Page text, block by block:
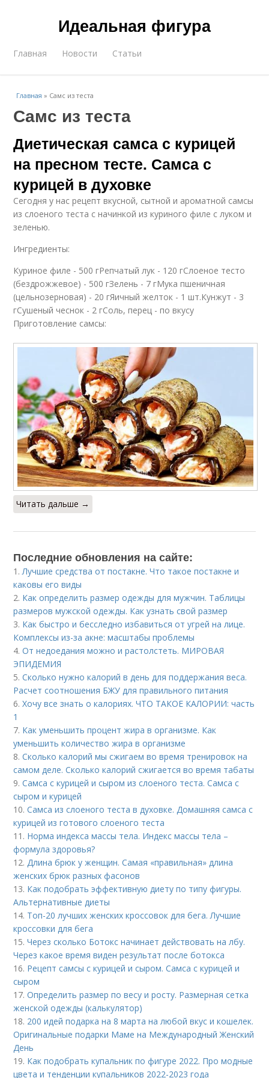
Идеальная фигура
Главная Новости Статьи
Главная » Самс из теста
Самс из теста
Диетическая самса с курицей
на пресном тесте. Самса с
курицей в духовке
Сегодня у нас рецепт вкусной, сытной и ароматной самсы
из слоеного теста с начинкой из куриного филе с луком и
зеленью.
Ингредиенты:
Куриное филе - 500 гРепчатый лук - 120 гСлоеное тесто
(бездрожжевое) - 500 гЗелень - 7 гМука пшеничная
(цельнозерновая) - 20 гЯичный желток - 1 шт.Кунжут - 3
гСушеный чеснок - 2 гСоль, перец - по вкусу
Приготовление самсы:
Читать дальше →
Последние обновления на сайте:
1.Лучшие средства от постакне. Что такое постакне и
каковы его виды
2. Как определить размер одежды для мужчин. Таблицы
размеров мужской одежды. Как узнать свой размер
3. Как быстро и бесследно избавиться от угрей на лице.
Комплексы из-за акне: масштабы проблемы
4.От недоедания можно и растолстеть. МИРОВАЯ
ЭПИДЕМИЯ
5.Сколько нужно калорий в день для поддержания веса.
Расчет соотношения БЖУ для правильного питания
6.Хочу все знать о калориях. ЧТО ТАКОЕ КАЛОРИИ: часть
1
7. Как уменьшить процент жира в организме. Как
уменьшить количество жира в организме
8.Сколько калорий мы сжигаем во время тренировок на
самом деле. Сколько калорий сжигается во время табаты
9.Самса с курицей и сыром из слоеного теста. Самса с
сыром и курицей
10.Самса из слоеного теста в духовке. Домашняя самса с
курицей из готового слоеного теста
11. Норма индекса массы тела. Индекс массы тела –
формула здоровья?
12.Длина брюк у женщин. Самая «правильная» длина
женских брюк разных фасонов
13. Как подобрать эффективную диету по типу фигуры.
Альтернативные диеты
14. Топ-20 лучших женских кроссовок для бега. Лучшие
кроссовки для бега
15.Через сколько Ботокс начинает действовать на лбу.
Через какое время виден результат после ботокса
16. Рецепт самсы с курицей и сыром. Самса с курицей и
сыром
17.Определить размер по весу и росту. Размерная сетка
женской одежды (калькулятор)
18. 200 идей подарка на 8 марта на любой вкус и кошелек.
Оригинальные подарки Маме на Международный Женский
День
19. Как подобрать купальник по фигуре 2022. Про модные
цвета и тенденции купальников 2022-2023 года